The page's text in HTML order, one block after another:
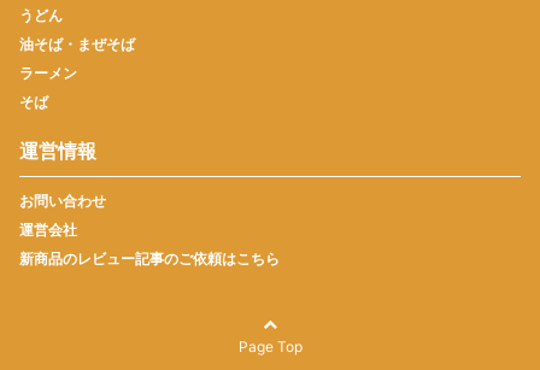
うどん
油そば・まぜそば
ラーメン
そば
運営情報
お問い合わせ
運営会社
新商品のレビュー記事のご依頼はこちら
Page Top